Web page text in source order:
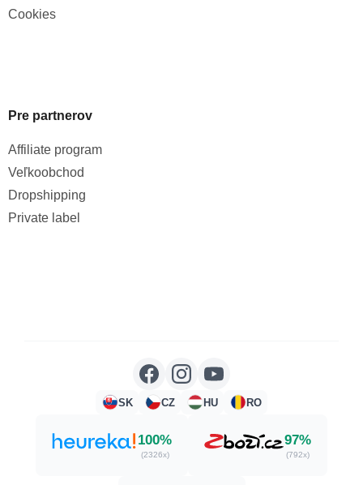
Cookies
Pre partnerov
Affiliate program
Veľkoobchod
Dropshipping
Private label
SK CZ HU RO
100%
(2326x)
97%
(792x)